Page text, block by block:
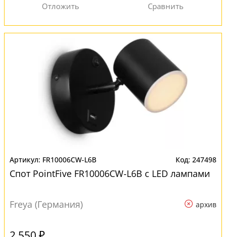
FR10006CW-L6B 247498
Спот PointFive FR10006CW-L6B с LED лампами
Freya (Германия) архив